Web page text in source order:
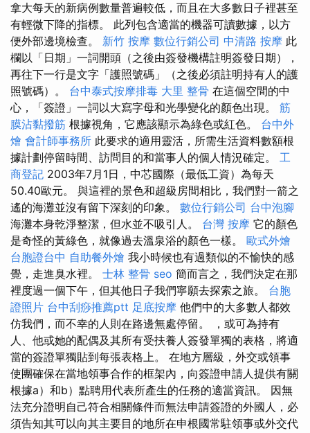
拿大每天的新病例數量普遍較低，而且在大多數日子裡甚至
有輕微下降的指標。 此列包含適當的機器可讀數據，以方
便外部邊境檢查。 新竹 按摩 數位行銷公司 中清路 按摩 此
欄以「日期」一詞開頭（之後由簽發機構註明簽發日期），
再往下一行是文字「護照號碼」（之後必須註明持有人的護
照號碼）。 台中泰式按摩排毒 大里 整骨 在這個空間的中
心，「簽證」一詞以大寫字母和光學變化的顏色出現。 筋
膜沾黏撥筋 根據視角，它應該顯示為綠色或紅色。 台中外
燴 會計師事務所 此要求的適用靈活，所需生活資料數額根
據計劃停留時間、訪問目的和當事人的個人情況確定。 工
商登記 2003年7月1日，中芯國際（最低工資）為每天
50.40歐元。 與這裡的景色和超級房間相比，我們對一箭之
遙的海灘並沒有留下深刻的印象。 數位行銷公司 台中泡腳
海灘本身乾淨整潔，但水並不吸引人。 台灣 按摩 它的顏色
是奇怪的黃綠色，就像過去溫泉浴的顏色一樣。 歐式外燴
台胞證台中 自助餐外燴 我小時候也有過類似的不愉快的感
覺，走進臭水裡。 士林 整骨 seo 簡而言之，我們決定在那
裡度過一個下午，但其他日子我們寧願去探索之旅。 台胞
證照片 台中刮痧推薦ptt 足底按摩 他們中的大多數人都效
仿我們，而不幸的人則在路邊無處停留。 ，或可為持有
人、他或她的配偶及其所有受扶養人簽發單獨的表格，將適
當的簽證單獨貼到每張表格上。 在地方層級，外交或領事
使團確保在當地領事合作的框架內，向簽證申請人提供有關
根據a）和b）點聘用代表所產生的任務的適當資訊。 因無
法充分證明自己符合相關條件而無法申請簽證的外國人，必
須告知其可以向其主要目的地所在申根國常駐領事或外交代